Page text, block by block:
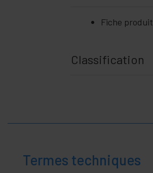
Fiche produit
Classification
Termes techniques